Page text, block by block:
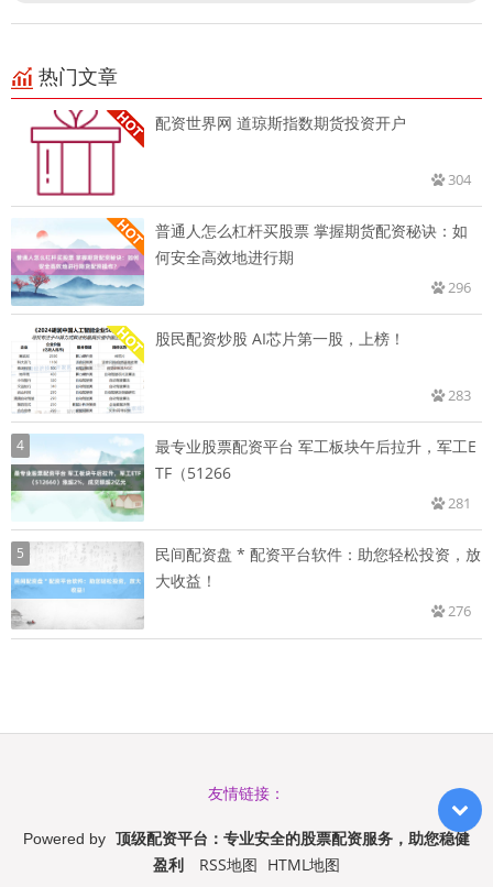
热门文章
配资世界网 道琼斯指数期货投资开户
304
普通人怎么杠杆买股票 掌握期货配资秘诀：如
何安全高效地进行期
296
股民配资炒股 AI芯片第一股，上榜！
283
4
最专业股票配资平台 军工板块午后拉升，军工E
TF（51266
281
5
民间配资盘 * 配资平台软件：助您轻松投资，放
大收益！
276
友情链接：
Powered by 顶级配资平台：专业安全的股票配资服务，助您稳健
盈利
RSS地图 HTML地图